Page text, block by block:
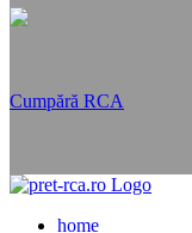
Cumpără RCA
home